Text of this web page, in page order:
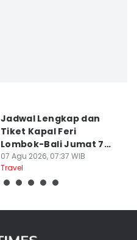
Jadwal Lengkap dan
Tiket Kapal Feri
Lombok-Bali Jumat 7
Agustus 2026
07 Agu 2026, 07:37 WIB
Travel